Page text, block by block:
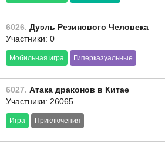
6026. Дуэль Резинового Человека
Участники: 0
Мобильная игра Гиперказуальные
6027. Атака драконов в Китае
Участники: 26065
Игра Приключения